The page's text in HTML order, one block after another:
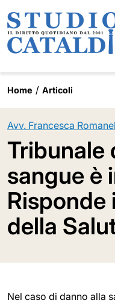
Home Articoli
Avv. Francesca
Tribunale
sangue è
Risponde
della
Nel caso di danno alla